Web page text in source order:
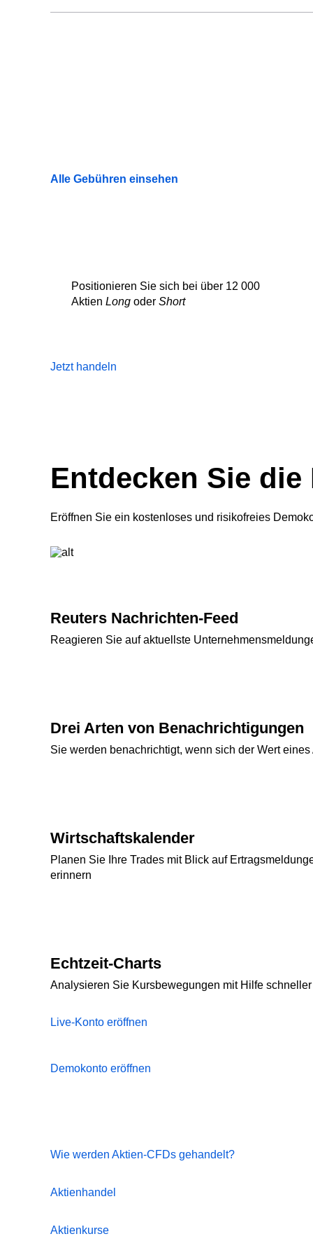
Alle Gebühren einsehen
Positionieren Sie sich bei über 12 000
Aktien Long oder Short
Jetzt handeln
Entdecken Sie
Eröffnen Sie ein kostenloses und risikofreies
Reuters Nachrichten-Feed
Reagieren Sie auf aktuellste
Drei Arten von Benachrichtigungen
Sie werden benachrichtigt, wenn sich der Wert
Wirtschaftskalender
Planen Sie Ihre Trades mit Blick auf
erinnern
Echtzeit-Charts
Analysieren Sie Kursbewegungen mit Hilfe
Live-Konto eröffnen
Demokonto eröffnen
Wie werden Aktien-CFDs gehandelt?
Aktienhandel
Aktienkurse